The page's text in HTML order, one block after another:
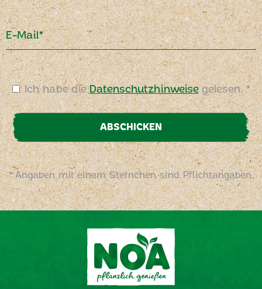
E-Mail*
Ich habe dieDatenschutzhinweisegelesen. *
ABSCHICKEN
* Angaben mit einem Sternchen sind Pflichtangaben.